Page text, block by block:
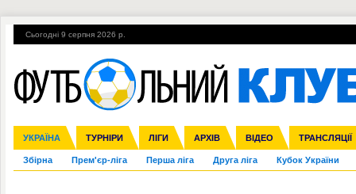
Сьогодні 9 серпня 2026 р.
УКРАЇНА ТУРНІРИ ЛІГИ АРХІВ ВІДЕО ТРАНСЛЯЦІЇ
Збірна Прем'єр-ліга Перша ліга Друга ліга Кубок України
Ліга чемпіонів Ліга Європи Міжнародні Ліга націй Ліга
Англія Іспанія Італія Німеччина Франція Інші
ЧС-2014 ЄВРО-2016 Росія Кубок конфедерацій ЧЄ-2015 (U-
Гарячі теми УПЛ, 2-й тур ВІЙНА УПЛ-ПЕРЕХОДИ